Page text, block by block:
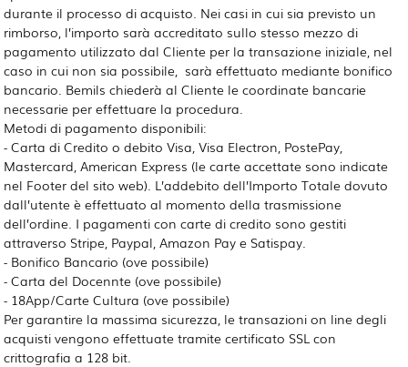
durante il processo di acquisto. Nei casi in cui sia previsto un
rimborso, l’importo sarà accreditato sullo stesso mezzo di
pagamento utilizzato dal Cliente per la transazione iniziale, nel
caso in cui non sia possibile, sarà effettuato mediante bonifico
bancario. Bemils chiederà al Cliente le coordinate bancarie
necessarie per effettuare la procedura.
Metodi di pagamento disponibili:
- Carta di Credito o debito Visa, Visa Electron, PostePay,
Mastercard, American Express (le carte accettate sono indicate
nel Footer del sito web). L’addebito dell’Importo Totale dovuto
dall’utente è effettuato al momento della trasmissione
dell’ordine. I pagamenti con carte di credito sono gestiti
attraverso Stripe, Paypal, Amazon Pay e Satispay.
- Bonifico Bancario (ove possibile)
- Carta del Docennte (ove possibile)
- 18App/Carte Cultura (ove possibile)
Per garantire la massima sicurezza, le transazioni on line degli
acquisti vengono effettuate tramite certificato SSL con
crittografia a 128 bit.